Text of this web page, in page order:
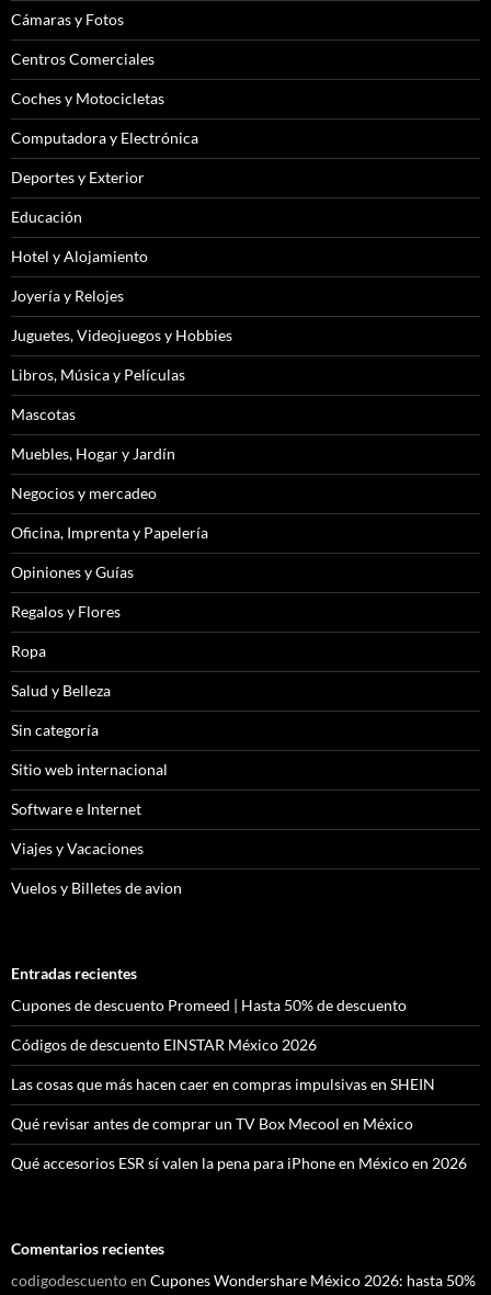
Cámaras y Fotos
Centros Comerciales
Coches y Motocicletas
Computadora y Electrónica
Deportes y Exterior
Educación
Hotel y Alojamiento
Joyería y Relojes
Juguetes, Videojuegos y Hobbies
Libros, Música y Películas
Mascotas
Muebles, Hogar y Jardín
Negocios y mercadeo
Oficina, Imprenta y Papelería
Opiniones y Guías
Regalos y Flores
Ropa
Salud y Belleza
Sin categoría
Sitio web internacional
Software e Internet
Viajes y Vacaciones
Vuelos y Billetes de avion
Entradas recientes
Cupones de descuento Promeed | Hasta 50% de descuento
Códigos de descuento EINSTAR México 2026
Las cosas que más hacen caer en compras impulsivas en SHEIN
Qué revisar antes de comprar un TV Box Mecool en México
Qué accesorios ESR sí valen la pena para iPhone en México en 2026
Comentarios recientes
codigodescuentoen Cupones Wondershare México 2026: hasta 50%